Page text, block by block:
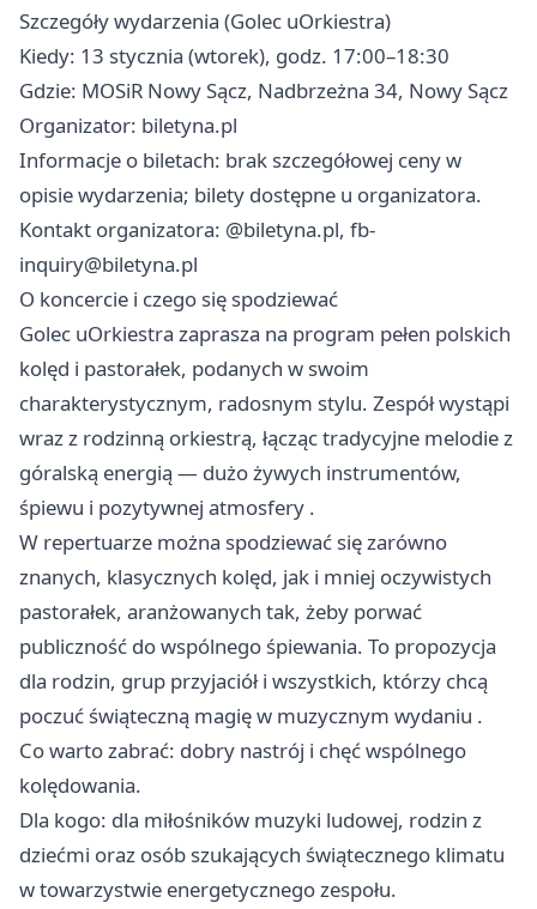
Szczegóły wydarzenia (Golec uOrkiestra)
Kiedy: 13 stycznia (wtorek), godz. 17:00–18:30
Gdzie: MOSiR Nowy Sącz, Nadbrzeżna 34, Nowy Sącz
Organizator: biletyna.pl
Informacje o biletach: brak szczegółowej ceny w
opisie wydarzenia; bilety dostępne u organizatora.
Kontakt organizatora: @biletyna.pl, fb-
inquiry@biletyna.pl
O koncercie i czego się spodziewać
Golec uOrkiestra zaprasza na program pełen polskich
kolęd i pastorałek, podanych w swoim
charakterystycznym, radosnym stylu. Zespół wystąpi
wraz z rodzinną orkiestrą, łącząc tradycyjne melodie z
góralską energią — dużo żywych instrumentów,
śpiewu i pozytywnej atmosfery .
W repertuarze można spodziewać się zarówno
znanych, klasycznych kolęd, jak i mniej oczywistych
pastorałek, aranżowanych tak, żeby porwać
publiczność do wspólnego śpiewania. To propozycja
dla rodzin, grup przyjaciół i wszystkich, którzy chcą
poczuć świąteczną magię w muzycznym wydaniu .
Co warto zabrać: dobry nastrój i chęć wspólnego
kolędowania.
Dla kogo: dla miłośników muzyki ludowej, rodzin z
dziećmi oraz osób szukających świątecznego klimatu
w towarzystwie energetycznego zespołu.